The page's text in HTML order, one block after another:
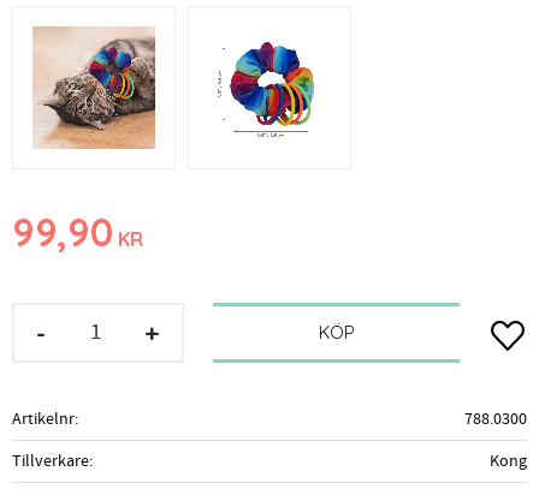
99,90 KR
+
- KÖP
Artikelnr
788.0300
Tillverkare
Kong